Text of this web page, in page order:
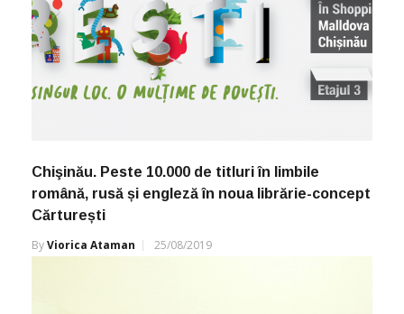
Chişinău. Peste 10.000 de titluri în limbile
română, rusă și engleză în noua librărie-concept
Cărturești
ByViorica Ataman 25/08/2019